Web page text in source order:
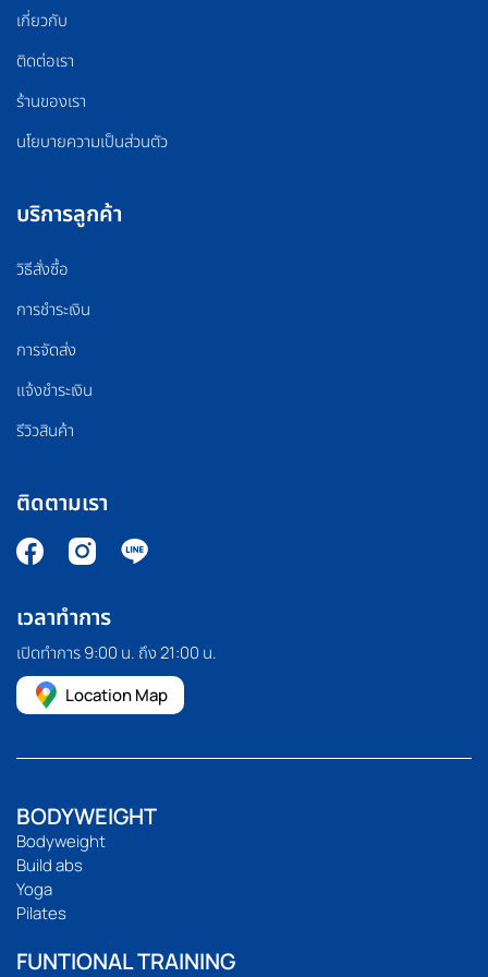
เกี่ยวกับ
ติดต่อเรา
ร้านของเรา
นโยบายความเป็นส่วนตัว
บริการลูกค้า
วิธีสั่งซื้อ
การชำระเงิน
การจัดส่ง
แจ้งชำระเงิน
รีวิวสินค้า
ติดตามเรา
เวลาทำการ
เปิดทำการ 9:00 น. ถึง 21:00 น.
Location Map
BODYWEIGHT
Bodyweight
Build abs
Yoga
Pilates
FUNTIONAL TRAINING